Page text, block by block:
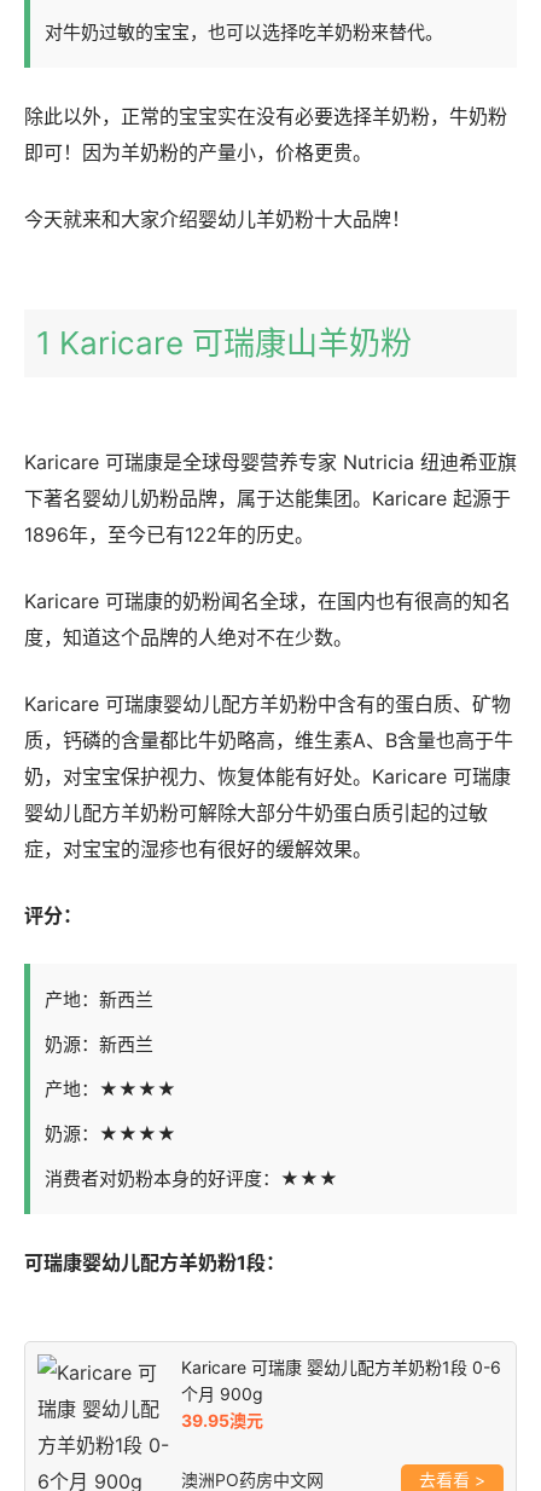
对牛奶过敏的宝宝，也可以选择吃羊奶粉来替代。
除此以外，正常的宝宝实在没有必要选择羊奶粉，牛奶粉
即可！因为羊奶粉的产量小，价格更贵。
今天就来和大家介绍婴幼儿羊奶粉十大品牌！
1 Karicare 可瑞康山羊奶粉
Karicare 可瑞康是全球母婴营养专家 Nutricia 纽迪希亚旗
下著名婴幼儿奶粉品牌，属于达能集团。Karicare 起源于
1896年，至今已有122年的历史。
Karicare 可瑞康的奶粉闻名全球，在国内也有很高的知名
度，知道这个品牌的人绝对不在少数。
Karicare 可瑞康婴幼儿配方羊奶粉中含有的蛋白质、矿物
质，钙磷的含量都比牛奶略高，维生素A、B含量也高于牛
奶，对宝宝保护视力、恢复体能有好处。Karicare 可瑞康
婴幼儿配方羊奶粉可解除大部分牛奶蛋白质引起的过敏
症，对宝宝的湿疹也有很好的缓解效果。
评分：
产地：新西兰
奶源：新西兰
产地：★★★★
奶源：★★★★
消费者对奶粉本身的好评度：★★★
可瑞康婴幼儿配方羊奶粉1段：
Karicare 可瑞康 婴幼儿配方羊奶粉1段 0-6
个月 900g
39.95澳元
澳洲PO药房中文网 >